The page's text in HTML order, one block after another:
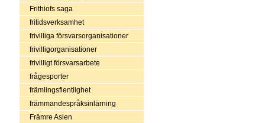
Frithiofs saga
fritidsverksamhet
frivilliga försvarsorganisationer
frivilligorganisationer
frivilligt försvarsarbete
frågesporter
främlingsfientlighet
främmandespråksinlärning
Främre Asien